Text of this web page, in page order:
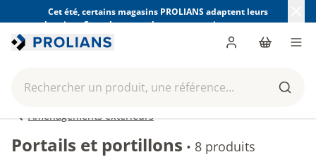
Cet été, certains magasins PROLIANS adaptent leurs
horaires. Consultez ceux de votre magasin avant votre
visite.
Rechercher un produit, une référence...
Panier
Aménagements extérieurs
Portails et portillons • 8 produits